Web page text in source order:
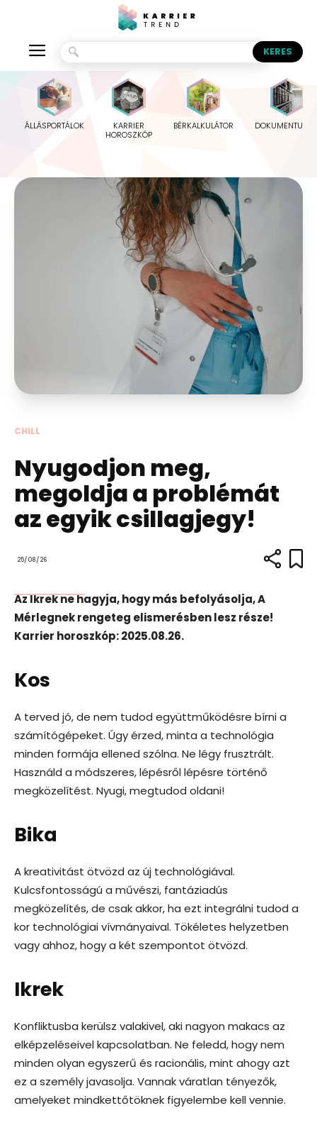
ÁLLÁSPORTÁLOK
KARRIER
HOROSZKÓP
BÉRKALKULÁTOR
CHILL
Nyugodjon meg,
megoldja a problémát
az egyik csillagjegy!
25/08/26
Az Ikrek ne hagyja, hogy más befolyásolja, A
Mérlegnek rengeteg elismerésben lesz része!
Karrier horoszkóp: 2025.08.26.
Kos
A terved jó, de nem tudod együttműködésre bírni a
számítógépeket. Úgy érzed, minta a technológia
minden formája ellened szólna. Ne légy frusztrált.
Használd a módszeres, lépésről lépésre történő
megközelítést. Nyugi, megtudod oldani!
Bika
A kreativitást ötvözd az új technológiával.
Kulcsfontosságú a művészi, fantáziadús
megközelítés, de csak akkor, ha ezt integrálni tudod a
kor technológiai vívmányaival. Tökéletes helyzetben
vagy ahhoz, hogy a két szempontot ötvözd.
Ikrek
Konfliktusba kerülsz valakivel, aki nagyon makacs az
elképzeléseivel kapcsolatban. Ne feledd, hogy nem
minden olyan egyszerű és racionális, mint ahogy azt
ez a személy javasolja. Vannak váratlan tényezők,
amelyeket mindkettőtöknek figyelembe kell vennie.